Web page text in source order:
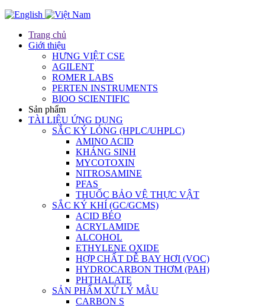
Trang chủ
Giới thiệu
HƯNG VIỆT CSE
AGILENT
ROMER LABS
PERTEN INSTRUMENTS
BIOO SCIENTIFIC
Sản phẩm
TÀI LIỆU ỨNG DỤNG
SẮC KÝ LỎNG (HPLC/UHPLC)
AMINO ACID
KHÁNG SINH
MYCOTOXIN
NITROSAMINE
PFAS
THUỐC BẢO VỆ THỰC VẬT
SẮC KÝ KHÍ (GC/GCMS)
ACID BÉO
ACRYLAMIDE
ALCOHOL
ETHYLENE OXIDE
HỢP CHẤT DỄ BAY HƠI (VOC)
HYDROCARBON THƠM (PAH)
PHTHALATE
SẢN PHẨM XỬ LÝ MẪU
CARBON S